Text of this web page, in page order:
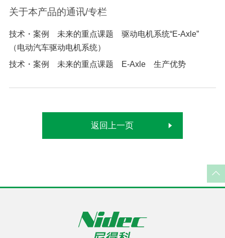
关于本产品的通讯/专栏
技术・案例 未来的重点课题 驱动电机系统“E-Axle”
（电动汽车驱动电机系统）
技术・案例 未来的重点课题 E-Axle 生产优势
返回上一页